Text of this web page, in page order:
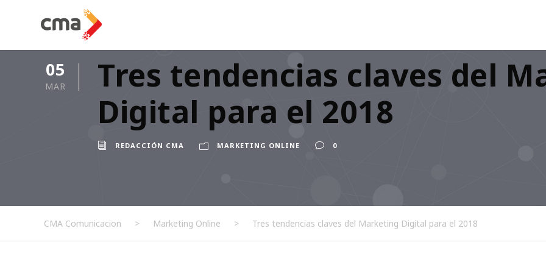
05
MAR
Tres tendencias claves del
Digital para el 2018
REDACCIÓN CMA MARKETING ONLINE 0
CMA Comunicacion > Marketing Online > Tres tendencias claves del Marketing Digital para el 2018